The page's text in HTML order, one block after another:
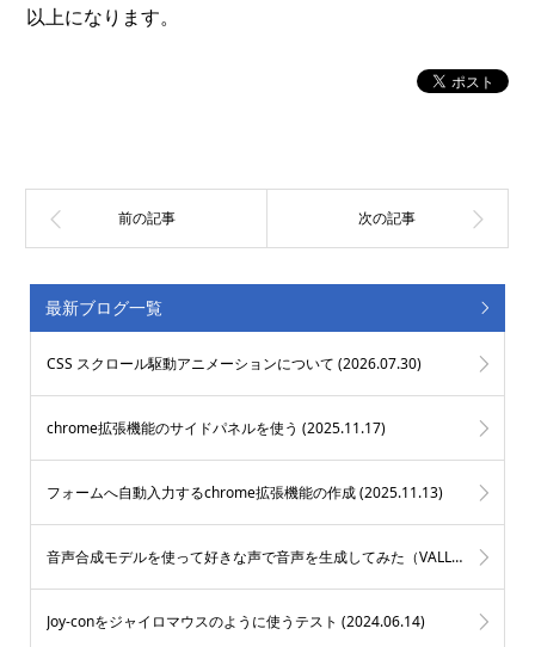
以上になります。
最新ブログ一覧
CSS スクロール駆動アニメーションについて (2026.07.30)
chrome拡張機能のサイドパネルを使う (2025.11.17)
フォームへ自動入力するchrome拡張機能の作成 (2025.11.13)
音声合成モデルを使って好きな声で音声を生成してみた（VALL-E X） (
Joy-conをジャイロマウスのように使うテスト (2024.06.14)